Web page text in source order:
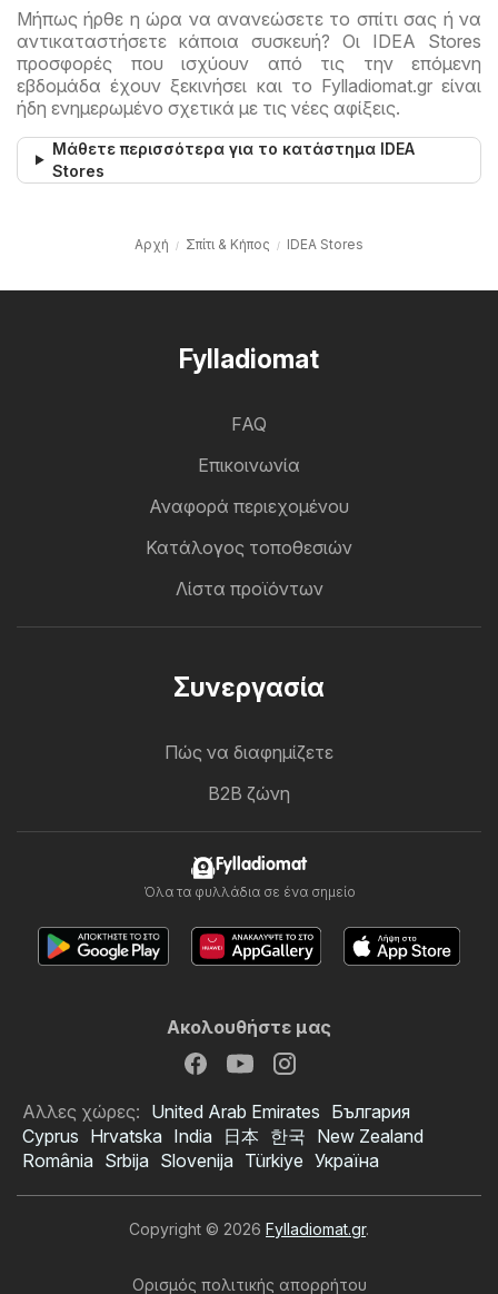
Μήπως ήρθε η ώρα να ανανεώσετε το σπίτι σας ή να
αντικαταστήσετε κάποια συσκευή? Οι IDEA Stores
προσφορές που ισχύουν από τις την επόμενη
εβδομάδα έχουν ξεκινήσει και το Fylladiomat.gr είναι
ήδη ενημερωμένο σχετικά με τις νέες αφίξεις.
Μάθετε περισσότερα για το κατάστημα IDEA
Stores
Αρχή Σπίτι & Κήπος IDEA Stores
Fylladiomat
FAQ
Επικοινωνία
Αναφορά περιεχομένου
Κατάλογος τοποθεσιών
Λίστα προϊόντων
Συνεργασία
Πώς να διαφημίζετε
B2B ζώνη
Fylladiomat
Όλα τα φυλλάδια σε ένα σημείο
Ακολουθήστε μας
Αλλες χώρες: United Arab Emirates България
Cyprus Hrvatska India 日本 한국 New Zealand
România Srbija Slovenija Türkiye Україна
Copyright © 2026 Fylladiomat.gr.
Ορισμός πολιτικής απορρήτου